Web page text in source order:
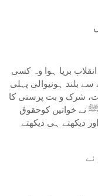
برپا ہوا وہ کسی
بلند ہونیوالی پہلی
شرک و بت پرستی کا
نے خواتین کوحقوق
دیکھتے ہی دیکھتے